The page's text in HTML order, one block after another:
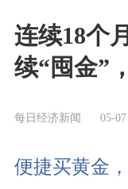
连续18个
续“囤金”
每日经济新闻 05-
便捷买黄金